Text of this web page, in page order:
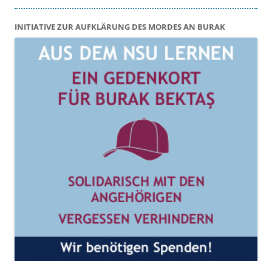
INITIATIVE ZUR AUFKLÄRUNG DES MORDES AN BURAK